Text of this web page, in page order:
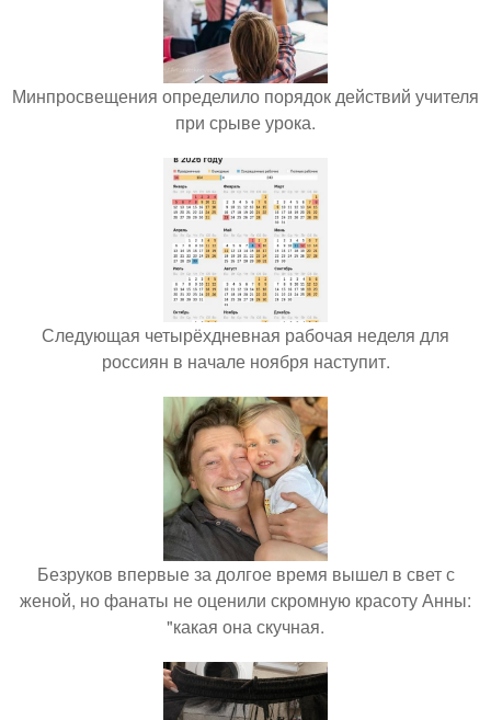
Минпросвещения определило порядок действий учителя
при срыве урока.
Следующая четырёхдневная рабочая неделя для
россиян в начале ноября наступит.
Безруков впервые за долгое время вышел в свет с
женой, но фанаты не оценили скромную красоту Анны:
"какая она скучная.